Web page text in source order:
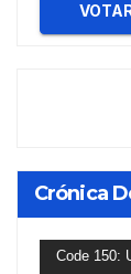
Crónica
Code 150: